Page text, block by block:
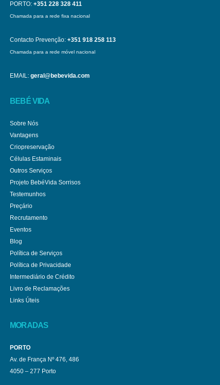
PORTO: +351 228 328 411
Chamada para a rede fixa nacional
Contacto Prevenção: +351 918 258 113
Chamada para a rede móvel nacional
EMAIL: geral@bebevida.com
BEBÉ VIDA
Sobre Nós
Vantagens
Criopreservação
Células Estaminais
Outros Serviços
Projeto BebéVida Sorrisos
Testemunhos
Preçário
Recrutamento
Eventos
Blog
Política de Serviços
Política de Privacidade
Intermediário de Crédito
Livro de Reclamações
Links Úteis
MORADAS
PORTO
Av. de França Nº 476, 486
4050 – 277 Porto